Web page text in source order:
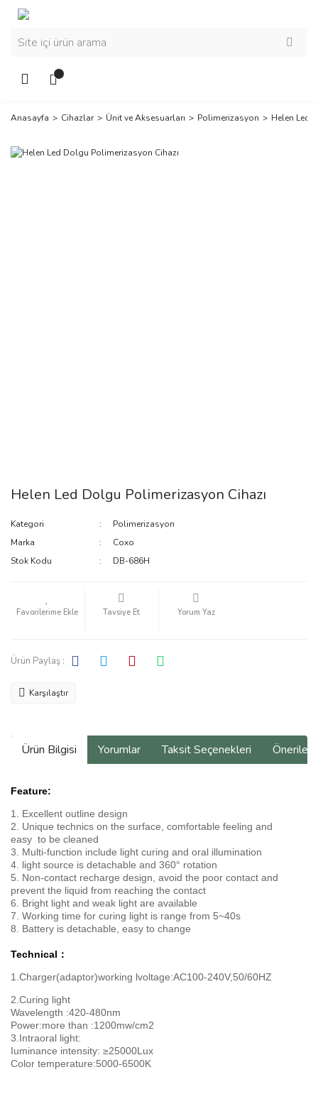
Anasayfa Cihazlar Ünit ve Aksesuarları Polimerizasyon Helen Led
Helen Led Dolgu Polimerizasyon Cihazı
Kategori
Polimerizasyon
Marka
Coxo
Stok Kodu
DB-686H
Tavsiye Et Yorum Yaz
Ürün Paylaş :
Karşılaştır
Ürün Bilgisi Yorumlar Taksit Seçenekleri
Feature:
1. Excellent outline design
2. Unique technics on the surface, comfortable feeling and
easy to be cleaned
3. Multi-function include light curing and oral illumination
4. light source is detachable and 360° rotation
5. Non-contact recharge design, avoid the poor contact and
prevent the liquid from reaching the contact
6. Bright light and weak light are available
7. Working time for curing light is range from 5~40s
8. Battery is detachable, easy to change
Technical：
1.Charger(adaptor)working lvoltage:AC100-240V,50/60HZ
2.Curing light
Wavelength :420-480nm
Power:more than :1200mw/cm2
3.Intraoral light:
Iuminance intensity: ≥25000Lux
Color temperature:5000-6500K